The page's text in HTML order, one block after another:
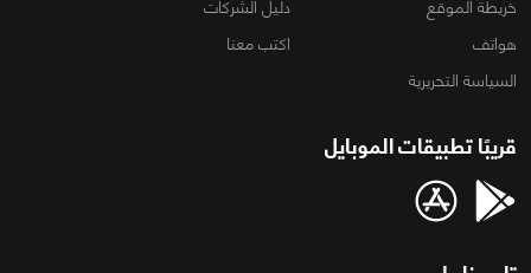
خريطة الموقع
دليل الشركات
هواتف
اكتب معنا
السياسة التحريرية
قريبًا تطبيقات الموبايل